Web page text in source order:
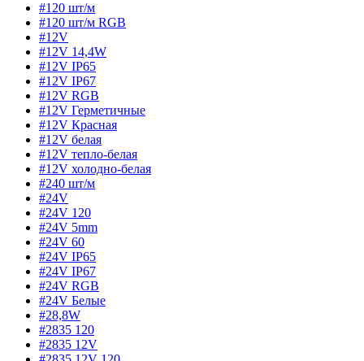
#120 шт/м
#120 шт/м RGB
#12V
#12V 14,4W
#12V IP65
#12V IP67
#12V RGB
#12V Герметичные
#12V Красная
#12V белая
#12V тепло-белая
#12V холодно-белая
#240 шт/м
#24V
#24V 120
#24V 5mm
#24V 60
#24V IP65
#24V IP67
#24V RGB
#24V Белые
#28,8W
#2835 120
#2835 12V